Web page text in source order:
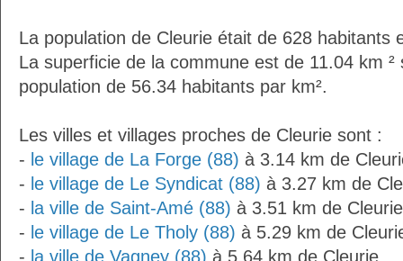
La population de Cleurie était de 628 habitants
La superficie de la commune est de 11.04 km
population de 56.34 habitants par km².
Les villes et villages proches de Cleurie sont :
- le village de La Forge (88) à 3.14 km de
- le village de Le Syndicat (88) à 3.27 km de
- la ville de Saint-Amé (88) à 3.51 km de Cleurie
- le village de Le Tholy (88) à 5.29 km de
- la ville de Vagney (88) à 5.64 km de Cleurie